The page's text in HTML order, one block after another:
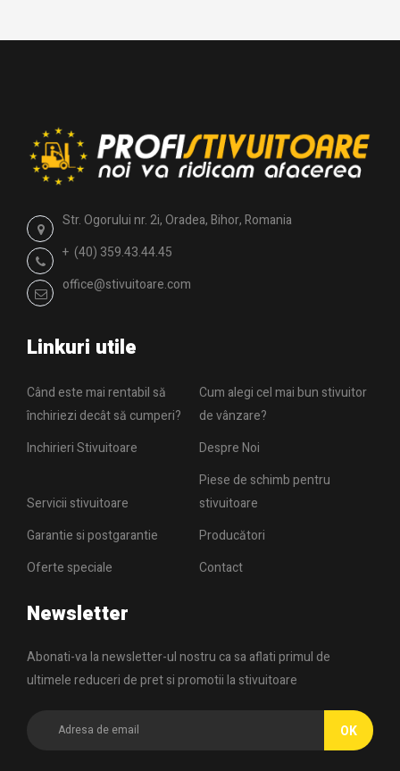
Str. Ogorului nr. 2i, Oradea, Bihor, Romania
+ (40) 359.43.44.45
office@stivuitoare.com
Linkuri utile
Când este mai rentabil să
închiriezi decât să cumperi?
Cum alegi cel mai bun stivuitor
de vânzare?
Inchirieri Stivuitoare
Despre Noi
Servicii stivuitoare
Piese de schimb pentru
stivuitoare
Garantie si postgarantie
Producători
Oferte speciale
Contact
Newsletter
Abonati-va la newsletter-ul nostru ca sa aflati primul de
ultimele reduceri de pret si promotii la stivuitoare
OK